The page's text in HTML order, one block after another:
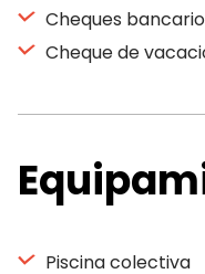
Cheques
Cheque de
Piscina colectiva